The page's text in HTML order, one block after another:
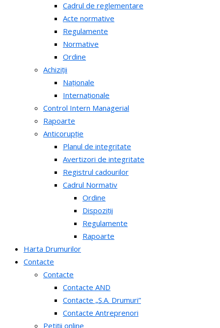
Cadrul de reglementare
Acte normative
Regulamente
Normative
Ordine
Achiziții
Naționale
Internaționale
Control Intern Managerial
Rapoarte
Anticorupție
Planul de integritate
Avertizori de integritate
Registrul cadourilor
Cadrul Normativ
Ordine
Dispoziții
Regulamente
Rapoarte
Harta Drumurilor
Contacte
Contacte
Contacte AND
Contacte „S.A. Drumuri”
Contacte Antreprenori
Petiții online